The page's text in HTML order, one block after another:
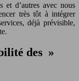
et d’autres avec nous
très tôt à intégrer
déjà prévisible,
des »